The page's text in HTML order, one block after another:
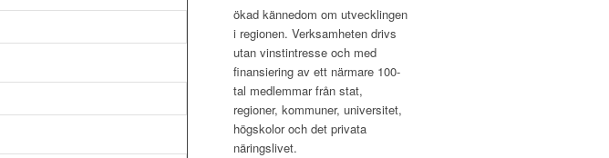
ökad kännedom om utvecklingen
i regionen. Verksamheten drivs
utan vinstintresse och med
finansiering av ett närmare 100-
tal medlemmar från stat,
regioner, kommuner, universitet,
högskolor och det privata
näringslivet.